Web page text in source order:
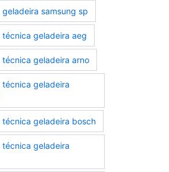
samsung sp
técnica geladeira aeg
técnica geladeira arno
técnica geladeira
técnica geladeira bosch
técnica geladeira